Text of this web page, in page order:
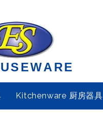
Kitchenware 厨房器具